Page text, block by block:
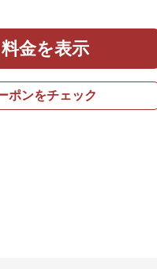
料金を表示
ポンをチェック